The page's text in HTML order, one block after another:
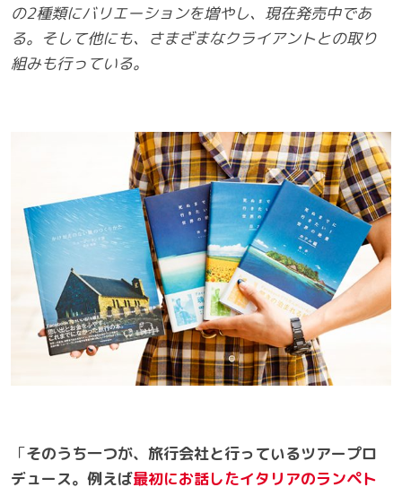
の2種類にバリエーションを増やし、現在発売中であ
る。 そして他にも、さまざまなクライアントとの取り
組みも行っている。
「そのうち一つが、旅行会社と行っているツアープロ
デュース。例えば最初にお話したイタリアのランペト